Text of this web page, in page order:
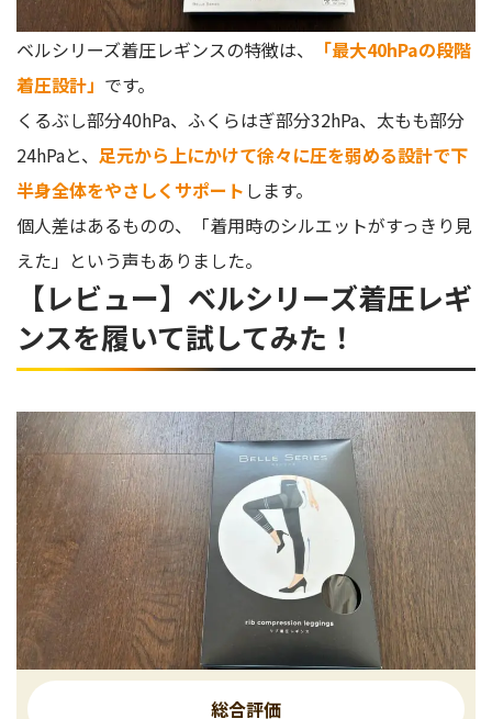
ベルシリーズ着圧レギンスの特徴は、
「最大40hPaの段階
着圧設計」 です。
くるぶし部分40hPa、ふくらはぎ部分32hPa、太もも部分
24hPaと、 足元から上にかけて徐々に圧を弱める設計で下
半身全体をやさしくサポート します。
個人差はあるものの、「着用時のシルエットがすっきり見
えた」という声もありました。
【レビュー】ベルシリーズ着圧レギ
ンスを履いて試してみた！
総合評価